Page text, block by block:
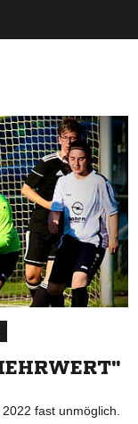
fast unmöglich.